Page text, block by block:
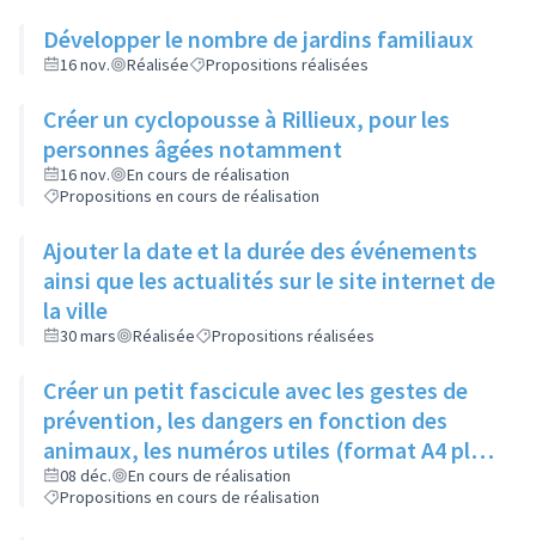
Développer le nombre de jardins familiaux
16 nov. Réalisée Propositions réalisées
Créer un cyclopousse à Rillieux, pour les
personnes âgées notamment
16 nov.
En cours de réalisation
Propositions en cours de réalisation
Ajouter la date et la durée des événements
ainsi que les actualités sur le site internet de
la ville
30 mars Réalisée Propositions réalisées
Créer un petit fascicule avec les gestes de
prévention, les dangers en fonction des
animaux, les numéros utiles (format A4 plié
en 2)
08 déc.
En cours de réalisation
Propositions en cours de réalisation